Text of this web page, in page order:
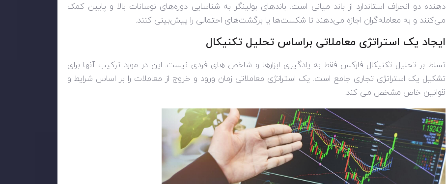
دهنده دو انحراف استاندارد از باند میانی است. باندهای بولینگر به شناسایی دوره‌های نوسانات بالا و پایین کمک
می‌کنند و به معامله‌گران اجازه می‌دهند تا شکست‌ها یا برگشت‌های احتمالی را پیش‌بینی کنند.
ایجاد یک استراتژی معاملاتی براساس تحلیل تکنیکال
تسلط بر تحلیل تکنیکال فارکس فقط به یادگیری ابزارها و شاخص های فردی نیست. این در مورد ترکیب آنها برای
تشکیل یک استراتژی تجاری جامع است. یک استراتژی معاملاتی زمان ورود و خروج از معاملات را بر اساس شرایط و
قوانین خاص مشخص می کند.